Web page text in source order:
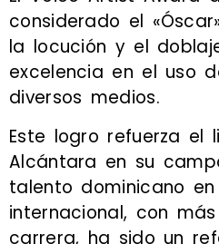
considerado el
la locución y el
excelencia en el uso
diversos medios.
Este logro refuerza el
Alcántara en su
talento dominicano
internacional, con
carrera, ha sido un